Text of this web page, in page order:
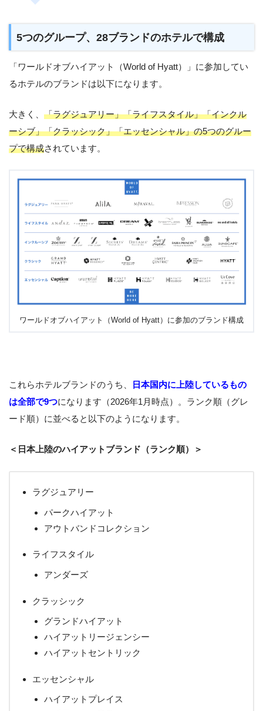
5つのグループ、28ブランドのホテルで構成
「ワールドオブハイアット（World of Hyatt）」に参加してい
るホテルのブランドは以下になります。
大きく、 「ラグジュアリー」「ライフスタイル」「インクル
ーシブ」「クラッシック」「エッセンシャル」の5つのグルー
プで構成されています。
ワールドオブハイアット（World of Hyatt）に参加のブランド構成
これらホテルブランドのうち、
日本国内に上陸しているもの
は全部で9つになります（2026年1月時点）。ランク順（グレ
ード順）に並べると以下のようになります。
＜日本上陸のハイアットブランド（ランク順）＞
ラグジュアリー
パークハイアット
アウトバンドコレクション
ライフスタイル
アンダーズ
クラッシック
グランドハイアット
ハイアットリージェンシー
ハイアットセントリック
エッセンシャル
ハイアットプレイス